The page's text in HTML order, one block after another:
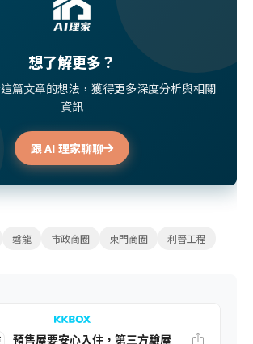
想了解更多？
篇文章的想法，獲得更多深度分析與相關
資訊
跟 AI 理家聊聊
磐龍 市政商圈 東門商圈 利晉工程